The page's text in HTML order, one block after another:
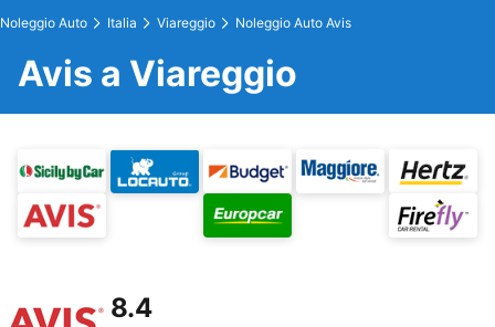
Noleggio Auto Italia Viareggio Noleggio Auto Avis
Avis a Viareggio
8.4